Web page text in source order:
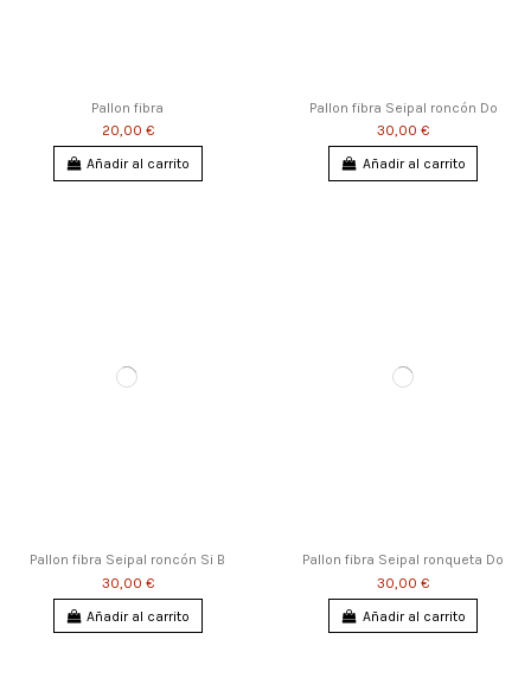
Pallon fibra
20,00 €
Añadir al carrito
Pallon fibra Seipal roncón Do
30,00 €
Añadir al carrito
Pallon fibra Seipal roncón Si B
30,00 €
Añadir al carrito
Pallon fibra Seipal ronqueta Do
30,00 €
Añadir al carrito